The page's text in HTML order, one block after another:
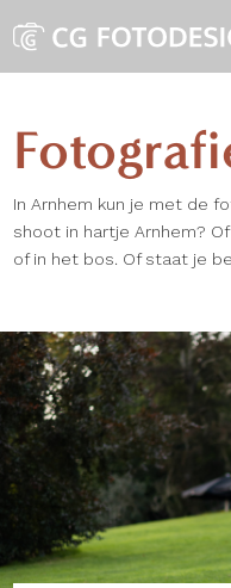
In Arnhem kun je met de
shoot in hartje Arnhem?
of in het bos. Of staat je